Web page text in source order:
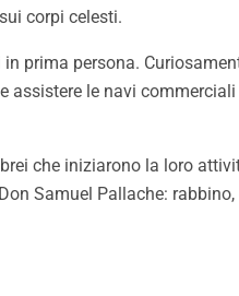
corpi celesti.
prima persona.
le navi
che iniziarono la loro
Samuel Pallache: